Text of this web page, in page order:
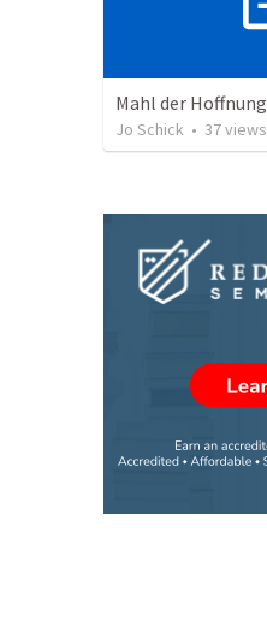
Mahl der Hoffnung
Jo Schick • 37views